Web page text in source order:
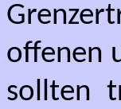
offenen
sollten